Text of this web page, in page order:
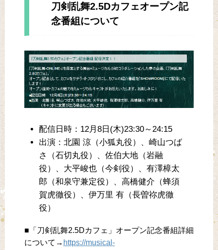
刀剣乱舞2.5Dカフェオープン記
念番組について
配信日時：12月8日(木)23:30～24:15
出演：北園 涼（小狐丸役）、崎山つば
さ（石切丸役）、佐伯大地（岩融
役）、大平峻也（今剣役）、有澤樟太
郎（和泉守兼定役）、高橋健介（蜂須
賀虎徹役）、伊万里 有（長曽祢虎徹
役）
■「刀剣乱舞2.5Dカフェ」オープン記念番組詳細
について→ https://musical-